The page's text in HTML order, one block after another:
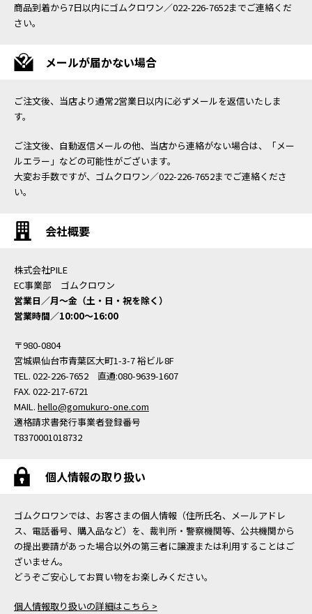
商品到着から7日以内にゴムクロワン／022-226-7652までご連絡くだ
さい。
メールが届かない場合
ご注文後、当店より通常2営業日以内に必ずメールを返信いたしま
す。
ご注文後、自動返信メールの他、当店から連絡がない場合は、「メー
ルエラー」などの可能性がございます。
大変お手数ですが、ゴムクロワン／022-226-7652までご連絡くださ
い。
会社概要
株式会社PILE
EC事業部 ゴムクロワン
営業日／月〜金（土・日・祝を除く）
営業時間／10:00〜16:00
〒980-0804
宮城県仙台市青葉区大町1-3-7 裕ビル8F
TEL. 022-226-7652 直通:080-9639-1607
FAX. 022-217-6721
MAIL. hello@gomukuro-one.com
適格請求書発行事業者登録番号
T8370001018732
個人情報の取り扱い
ゴムクロワンでは、お客さまの個人情報（住所氏名、メールアドレ
ス、電話番号、購入品など）を、裁判所・警察機関等、公共機関から
の提出要請があった場合以外の第三者に譲渡または利用することはご
ざいません。
どうぞご安心してお買い物をお楽しみください。
個人情報取り扱いの詳細はこちら >